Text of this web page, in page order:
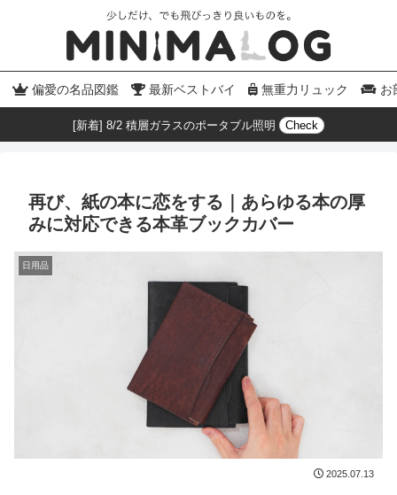
偏愛の名品図鑑 最新ベストバイ 無重力リュック お
[新着] 8/2 積層ガラスのポータブル照明 Check
再び、紙の本に恋をする｜あらゆる本の厚
みに対応できる本革ブックカバー
日用品
2025.07.13